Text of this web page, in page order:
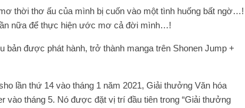
thời thơ ấu của mình bị cuốn vào một tình huống bất ngờ…!
nữa để thực hiện ước mơ cả đời mình…!
bản được phát hành, trở thành manga trên Shonen Jump +
lần thứ 14 vào tháng 1 năm 2021, Giải thưởng Văn hóa
vào tháng 5. Nó được đặt vị trí đầu tiên trong “Giải thưởng